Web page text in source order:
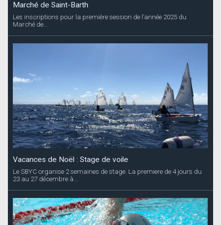
Marché de Saint-Barth
Les inscriptions pour la première session de l’année 2025 du
Marché de...
Vacances de Noël : Stage de voile
Le SBYC organise 2 semaines de stage. La premiere de 4 jours du
23 au 27 décembre à...